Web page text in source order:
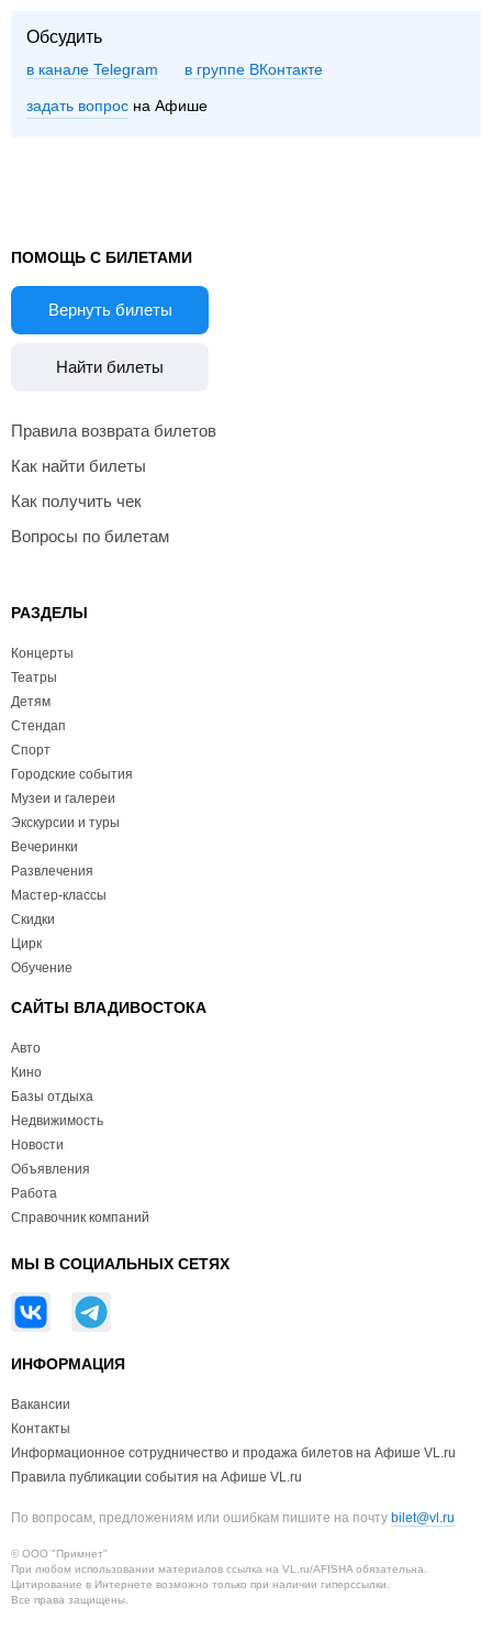
Обсудить
в канале Telegram группе ВКонтакте
задать вопрос на Афише
ПОМОЩЬ С БИЛЕТАМИ
Вернуть билеты
Найти билеты
Правила возврата билетов
Как найти билеты
Как получить чек
Вопросы по билетам
РАЗДЕЛЫ
Концерты
Театры
Детям
Стендап
Спорт
Городские события
Музеи и галереи
Экскурсии и туры
Вечеринки
Развлечения
Мастер-классы
Скидки
Цирк
Обучение
САЙТЫ ВЛАДИВОСТОКА
Авто
Кино
Базы отдыха
Недвижимость
Новости
Объявления
Работа
Справочник компаний
МЫ В СОЦИАЛЬНЫХ СЕТЯХ
ИНФОРМАЦИЯ
Вакансии
Контакты
Информационное сотрудничество и продажа билетов на Афише VL.ru
Правила публикации события на Афише VL.ru
По вопросам, предложениям или ошибкам пишите на почту bilet@vl.ru
© ООО "Примнет"
При любом использовании материалов ссылка на VL.ru/AFISHA обязательна.
Цитирование в Интернете возможно только при наличии гиперссылки.
Все права защищены.